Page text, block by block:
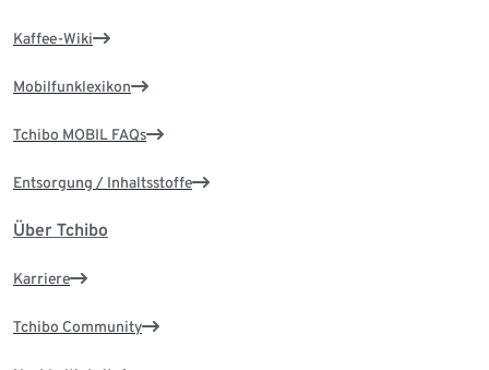
Kaffee-Wiki
Mobilfunklexikon
Tchibo MOBIL FAQs
Entsorgung / Inhaltsstoffe
Über Tchibo
Karriere
Tchibo Community